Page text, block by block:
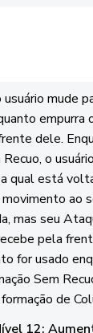
mude
empurra
dele.
o
qual está
ao
mas seu
pela
for usado
Sem
de
12: